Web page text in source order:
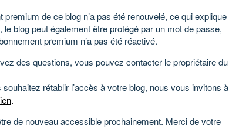
premium de ce blog n’a pas été renouvelé, ce qui explique
blog peut également être protégé par un mot de passe,
premium n’a pas été réactivé.
des questions, vous pouvez contacter le propriétaire du
souhaitez rétablir l’accès à votre blog, nous vous invitons à
.
de nouveau accessible prochainement. Merci de votre